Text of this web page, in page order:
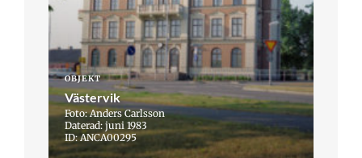
OBJEKT
Västervik
Foto: Anders Carlsson
Daterad: juni 1983
ID: ANCA00295